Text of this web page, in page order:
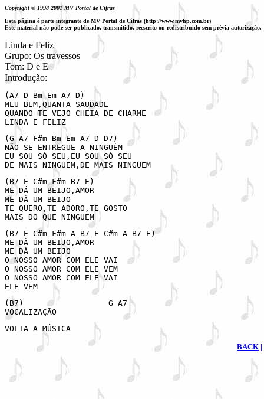
Copyright © 1998-2001 MV Portal de Cifras
Esta página é parte integrante de MV Portal de Cifras (http://www.mvhp.com.br)
Este material não pode ser publicado, transmitido, reescrito ou redistribuído sem prévia autorização.
Linda e Feliz
Grupo: Os travessos
Tom: D e E
Introdução:
(A7 D Bm Em A7 D)
MEU BEM,QUANTA SAUDADE
QUANDO TE VEJO CHEIA DE CHARME
LINDA E FELIZ
(G A7 F#m Bm Em A7 D D7)
NÃO SE ENTREGUE A NINGUÉM
EU SOU SÓ SEU,EU SOU
DE MAIS NINGUEM,DE MAIS NINGUEM
(B7 E C#m F#m B7 E)
ME DÁ UM BEIJO,AMOR
ME DÁ UM BEIJO
TE QUERO,TE ADORO,TE GOSTO
MAIS DO QUE NINGUEM
(B7 E C#m F#m A B7 E C#m A B7 E)
ME DÁ UM BEIJO,AMOR
ME DÁ UM BEIJO
O NOSSO AMOR COM ELE VAI
O NOSSO AMOR COM ELE VEM
O NOSSO AMOR COM ELE VAI
ELE VEM
(B7)                  G A7
VOCALIZAÇÃO
VOLTA A MÚSICA
BACK |